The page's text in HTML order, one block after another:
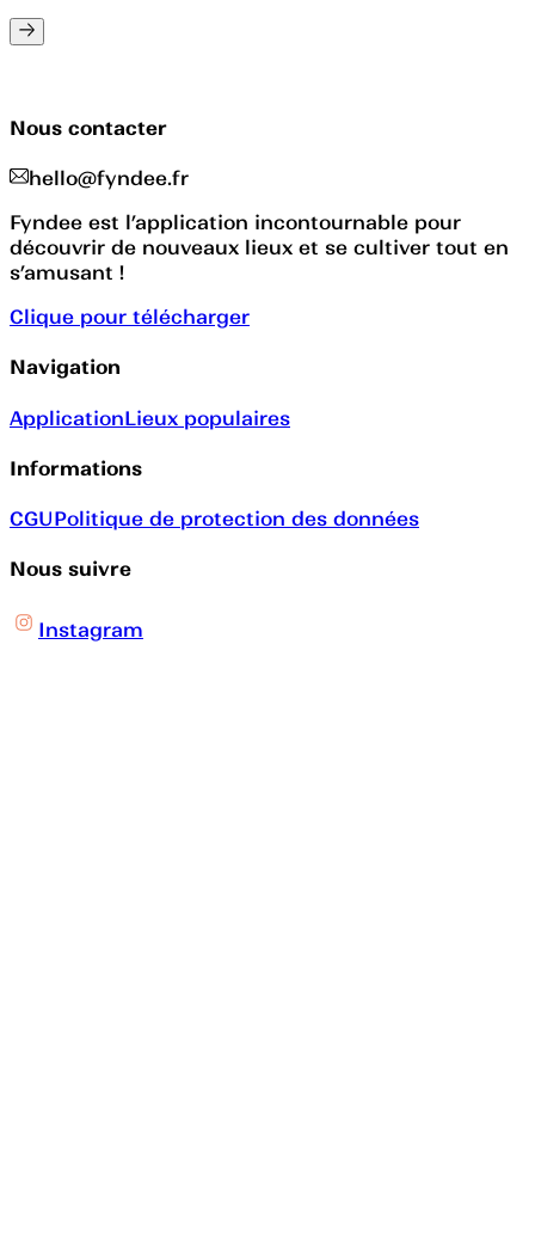
Nous contacter
hello@fyndee.fr
Fyndee est l’application incontournable pour
découvrir de nouveaux lieux et se cultiver tout en
s’amusant !
Clique pour télécharger
Navigation
ApplicationLieux populaires
Informations
CGUPolitique de protection des données
Nous suivre
Instagram